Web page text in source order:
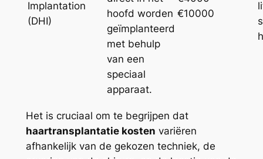
Implantation
(DHI)
hoofd worden
geïmplanteerd
met behulp
van een
speciaal
apparaat.
€10000
Het is cruciaal om te begrijpen dat
haartransplantatie kosten variëren
afhankelijk van de gekozen techniek, de